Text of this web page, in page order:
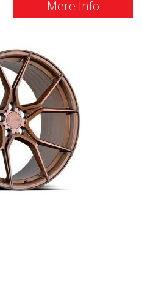
Mere Info